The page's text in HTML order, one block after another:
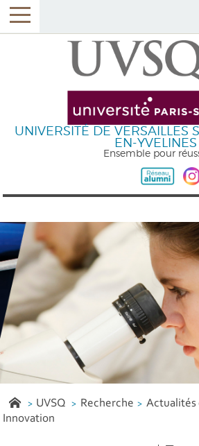
UNIVERSITÉ DE VERSAILLES
EN-YVELINES
Ensemble pour
UVSQ Recherche
Actualités
Innovation